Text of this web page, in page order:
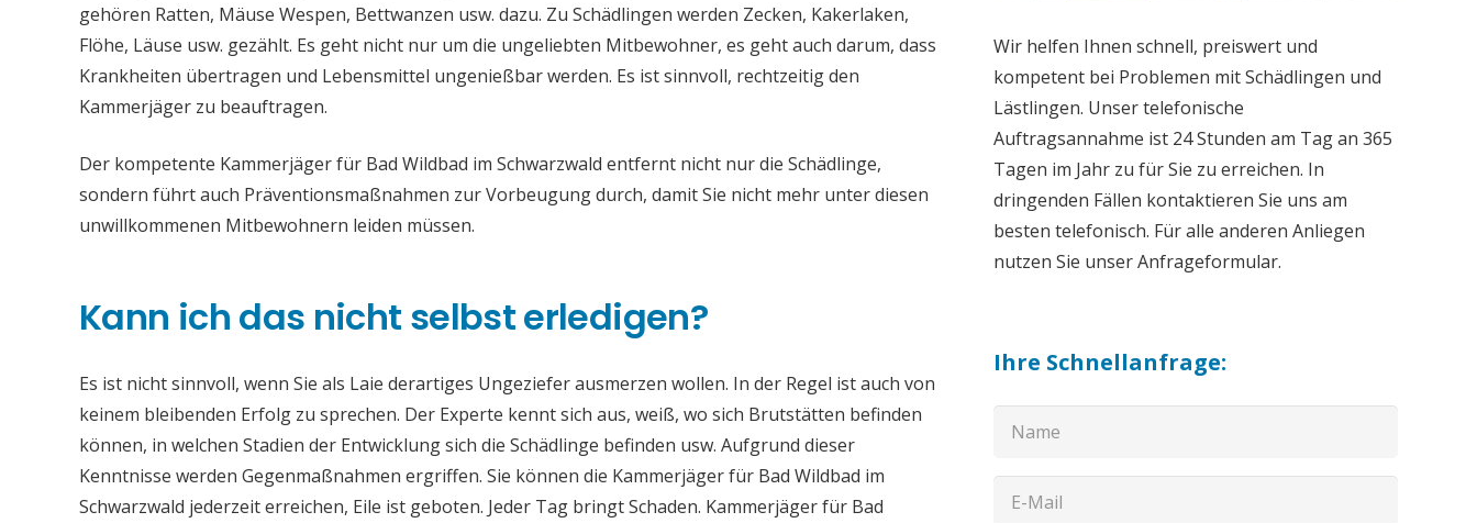
gehören Ratten, Mäuse Wespen, Bettwanzen usw. dazu. Zu Schädlingen werden Zecken, Kakerlaken,
Flöhe, Läuse usw. gezählt. Es geht nicht nur um die ungeliebten Mitbewohner, es geht auch darum, dass
Krankheiten übertragen und Lebensmittel ungenießbar werden. Es ist sinnvoll, rechtzeitig den
Kammerjäger zu beauftragen.
Der kompetente Kammerjäger für Bad Wildbad im Schwarzwald entfernt nicht nur die Schädlinge,
sondern führt auch Präventionsmaßnahmen zur Vorbeugung durch, damit Sie nicht mehr unter diesen
unwillkommenen Mitbewohnern leiden müssen.
Kann ich das nicht selbst erledigen?
Es ist nicht sinnvoll, wenn Sie als Laie derartiges Ungeziefer ausmerzen wollen. In der Regel ist auch von
keinem bleibenden Erfolg zu sprechen. Der Experte kennt sich aus, weiß, wo sich Brutstätten befinden
können, in welchen Stadien der Entwicklung sich die Schädlinge befinden usw. Aufgrund dieser
Kenntnisse werden Gegenmaßnahmen ergriffen. Sie können die Kammerjäger für Bad Wildbad im
Schwarzwald jederzeit erreichen, Eile ist geboten. Jeder Tag bringt Schaden. Kammerjäger für Bad
Wir helfen Ihnen schnell, preiswert und
kompetent bei Problemen mit Schädlingen und
Lästlingen. Unser telefonische
Auftragsannahme ist 24 Stunden am Tag an 365
Tagen im Jahr zu für Sie zu erreichen. In
dringenden Fällen kontaktieren Sie uns am
besten telefonisch. Für alle anderen Anliegen
nutzen Sie unser Anfrageformular.
Ihre Schnellanfrage: